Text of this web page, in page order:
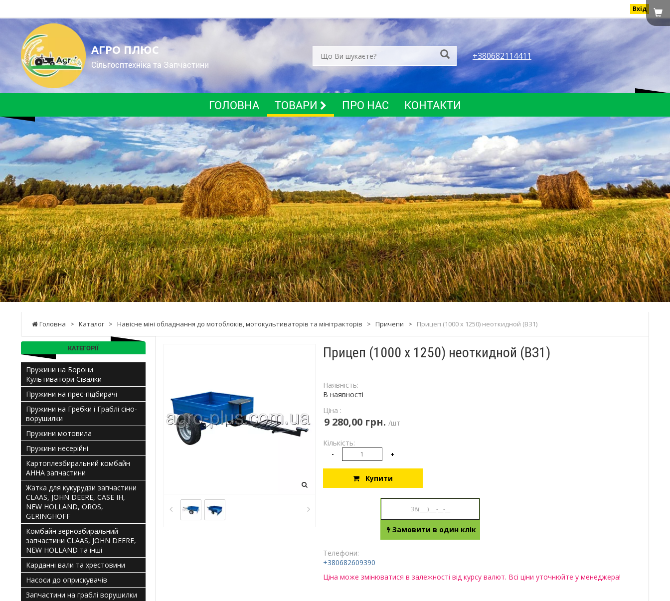
Вхід
АГРО ПЛЮС
Cільгосптехніка та Запчастини
+380682114411
ГОЛОВНА ТОВАРИ ПРО НАС КОНТАКТИ
Головна > Каталог > Навісне міні обладнання до мотоблоків, мотокультиваторів та мінітракторів > Причепи > Прицеп (1000 х 1250) неоткидной (ВЗ1)
Прицеп (1000 х 1250) неоткидной (ВЗ1)
Наявність:
В наявності
Ціна :
9 280,00 грн. /шт
Кількість:
- +
Купити
Замовити в один клік
Телефони:
+380682609390
Ціна може змінюватися в залежності від курсу валют. Всі ціни уточнюйте у менеджера!
КАТЕГОРІЇ
Пружини на Борони
Культиватори Сівалки
Пружини на прес-підбирачі
Пружини на Гребки і Граблі сіно-
ворушилки
Пружини мотовила
Пружини несерійні
Картоплезбиральний комбайн
АННА запчастини
Жатка для кукурудзи запчастини
CLAAS, JOHN DEERE, CASE IH,
NEW HOLLAND, OROS,
GERINGHOFF
Комбайн зернозбиральний
запчастини CLAAS, JOHN DEERE,
NEW HOLLAND та інші
Карданні вали та хрестовини
Насоси до оприскувачів
Запчастини на граблі ворушилки